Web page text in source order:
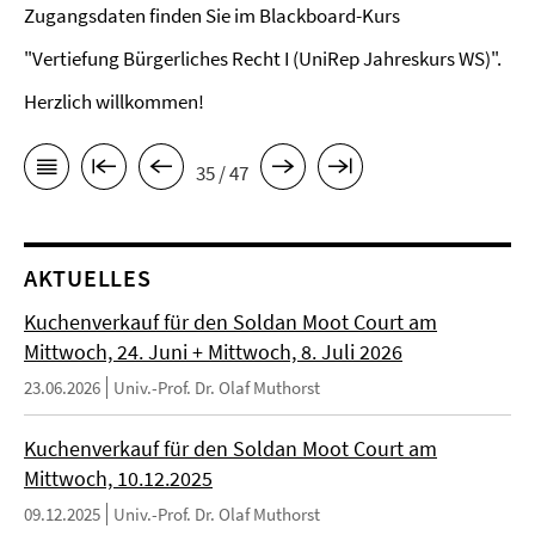
Zugangsdaten finden Sie im Blackboard-Kurs
"Vertiefung Bürgerliches Recht I (UniRep Jahreskurs WS)".
Herzlich willkommen!
35 / 47
AKTUELLES
Kuchenverkauf für den Soldan Moot Court am
Mittwoch, 24. Juni + Mittwoch, 8. Juli 2026
23.06.2026 Univ.-Prof. Dr. Olaf Muthorst
Kuchenverkauf für den Soldan Moot Court am
Mittwoch, 10.12.2025
09.12.2025 Univ.-Prof. Dr. Olaf Muthorst